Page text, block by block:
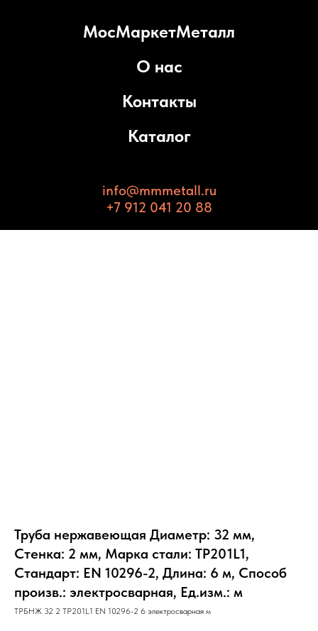
МосМаркетМеталл
О нас
Контакты
Каталог
info@mmmetall.ru
+7 912 041 20 88
Труба нержавеющая Диаметр: 32 мм,
Стенка: 2 мм, Марка стали: TP201L1,
Стандарт: EN 10296-2, Длина: 6 м, Способ
произв.: электросварная, Ед.изм.: м
ТРБНЖ 32 2 TP201L1 EN 10296-2 6 электросварная м